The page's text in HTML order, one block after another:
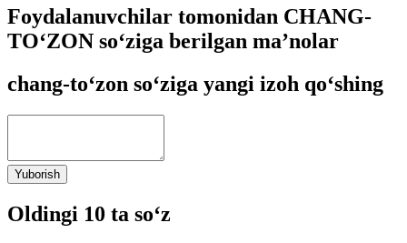
Foydalanuvchilar tomonidan CHANG-
TO‘ZON so‘ziga berilgan ma’nolar
chang-to‘zon so‘ziga yangi izoh qo‘shing
Yuborish
Oldingi 10 ta so‘z